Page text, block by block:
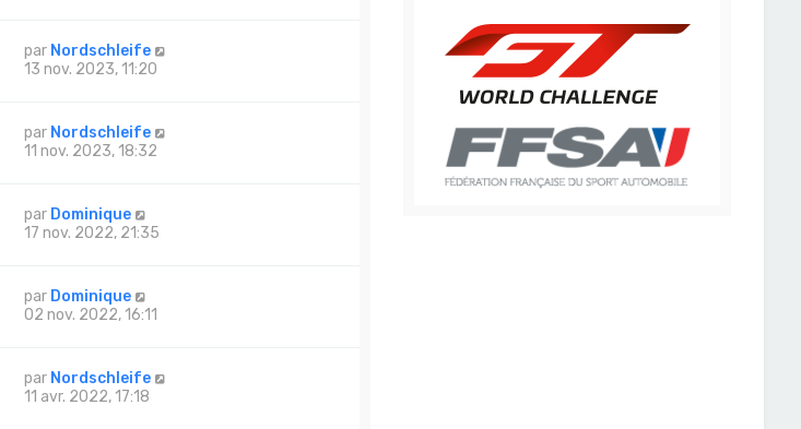
par Nordschleife
13 nov. 2023, 11:20
par Nordschleife
11 nov. 2023, 18:32
par Dominique
17 nov. 2022, 21:35
par Dominique
02 nov. 2022, 16:11
par Nordschleife
11 avr. 2022, 17:18